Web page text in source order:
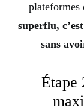
plateformes
superflu,
sans
Étape